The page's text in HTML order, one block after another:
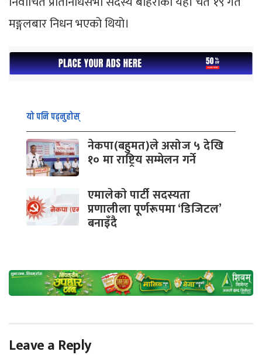
मङ्गलबार निधन भएको थियो।
यो पनि पढ्नुहोस्
नेकपा(बहुमत)ले असोज ५ देखि
१० मा राष्ट्रिय सम्मेलन गर्ने
एमालेकाे पार्टी सदस्यता
प्रणालीला पूर्णरूपमा ‘डिजिटल’
बनाइँदै
Leave a Reply